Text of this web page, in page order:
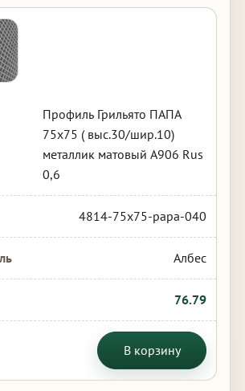
Профиль Грильято ПАПА
75х75 ( выс.30/шир.10)
металлик матовый А906 Rus
0,6
4814-75x75-papa-040
Албес
76.79
В корзину